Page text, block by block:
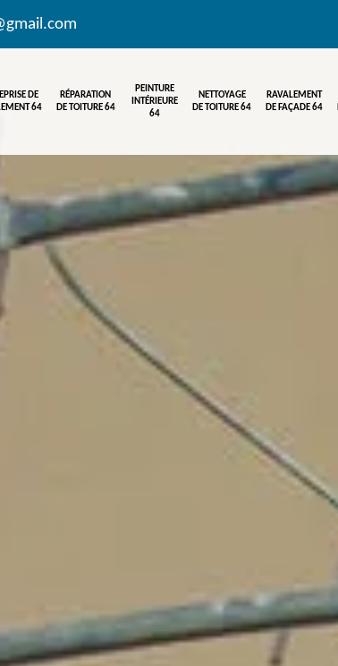
DE
64
RÉPARATION
DE TOITURE 64
PEINTURE
INTÉRIEURE
64
NETTOYAGE
DE TOITURE 64
RAVALEMENT
DE FAÇADE 64